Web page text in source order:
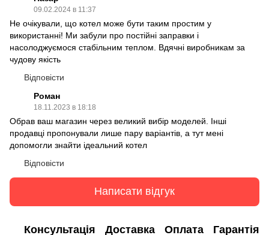
09.02.2024 в 11:37
Не очікували, що котел може бути таким простим у
використанні! Ми забули про постійні заправки і
насолоджуємося стабільним теплом. Вдячні виробникам за
чудову якість
Відповісти
Роман
18.11.2023 в 18:18
Обрав ваш магазин через великий вибір моделей. Інші
продавці пропонували лише пару варіантів, а тут мені
допомогли знайти ідеальний котел
Відповісти
Написати відгук
Консультація Доставка Оплата Гарантія